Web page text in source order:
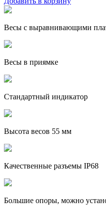
Весы с выравнивающими
Весы в приямке
Стандартный индикатор
Высота весов 55 мм
Качественные разъемы IP68
Большие опоры, можно